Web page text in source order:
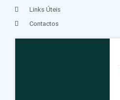
Links Úteis
Contactos